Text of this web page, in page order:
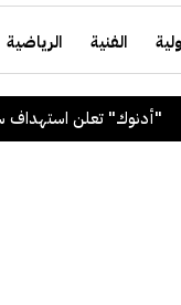
الفنية الرياضية
استهداف سفينة